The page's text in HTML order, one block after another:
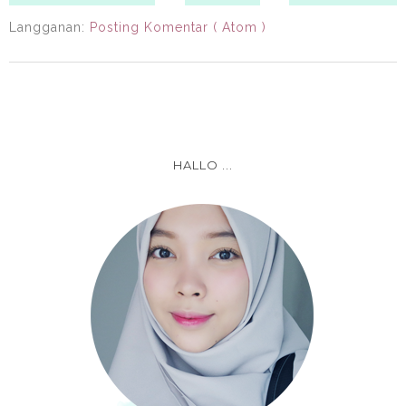
Langganan: Posting Komentar ( Atom )
HALLO ...